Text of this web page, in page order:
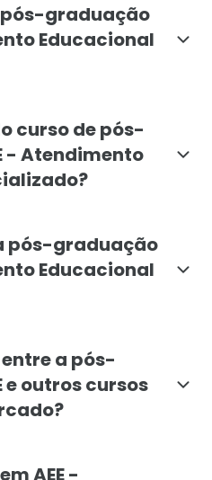
pós-graduação
Educacional
curso de pós-
- Atendimento
pós-graduação
Educacional
a pós-
e outros cursos
AEE -